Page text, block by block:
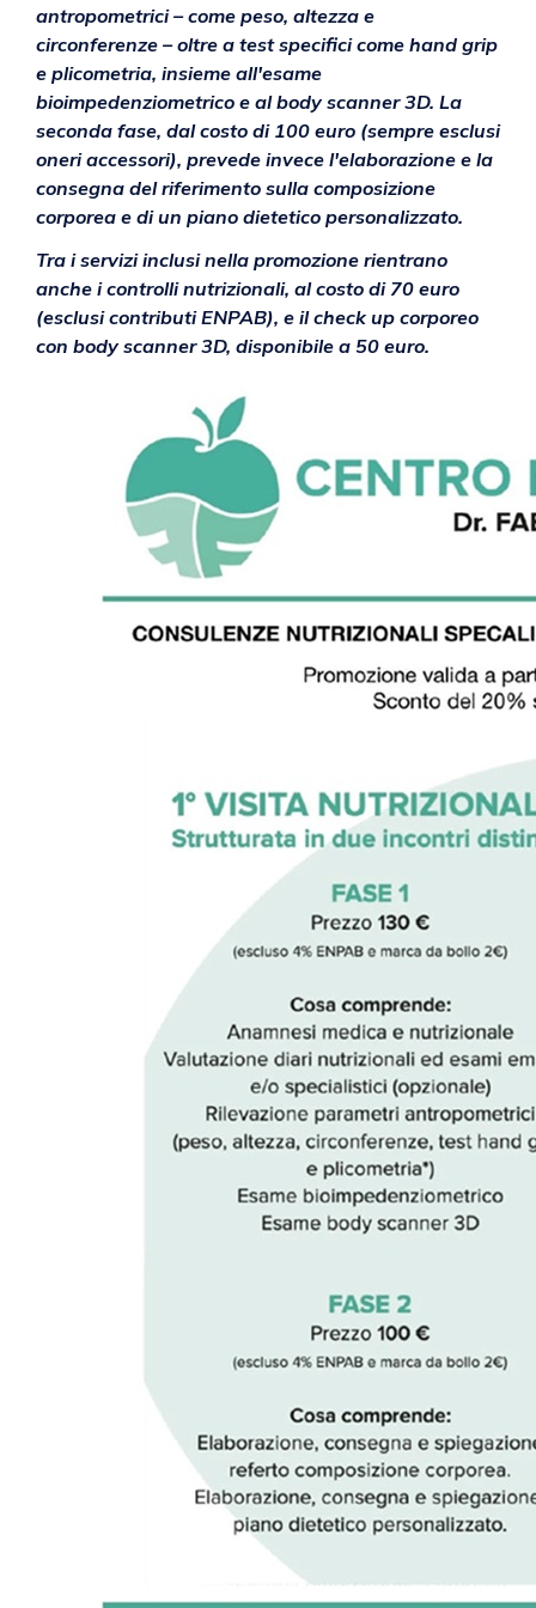
antropometrici – come peso, altezza e
circonferenze – oltre a test specifici come hand grip
e plicometria, insieme all'esame
bioimpedenziometrico e al body scanner 3D. La
seconda fase, dal costo di 100 euro (sempre esclusi
oneri accessori), prevede invece l'elaborazione e la
consegna del riferimento sulla composizione
corporea e di un piano dietetico personalizzato.
Tra i servizi inclusi nella promozione rientrano
anche i controlli nutrizionali, al costo di 70 euro
(esclusi contributi ENPAB), e il check up corporeo
con body scanner 3D, disponibile a 50 euro.